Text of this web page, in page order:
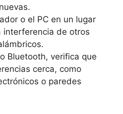
o el PC en un lugar
interferencia de otros
Bluetooth, verifica que
cerca, como
o paredes